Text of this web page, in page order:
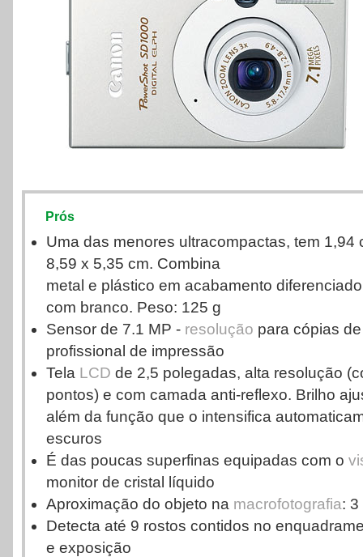
Prós
Uma das menores ultracompactas, tem 1,94
8,59 x 5,35 cm. Combina
metal e plástico em acabamento
com branco. Peso: 125 g
Sensor de 7.1 MP - resolução para cópias
profissional de impressão
Tela LCD de 2,5 polegadas, alta resolução
pontos) e com camada anti-reflexo. Brilho
além da função que o intensifica
escuros
É das poucas superfinas equipadas com o
monitor de cristal líquido
Aproximação do objeto na macrofotografia: 3
Detecta até 9 rostos contidos no
e exposição